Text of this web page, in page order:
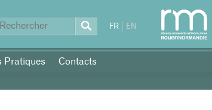
FR EN
Pratiques Contacts